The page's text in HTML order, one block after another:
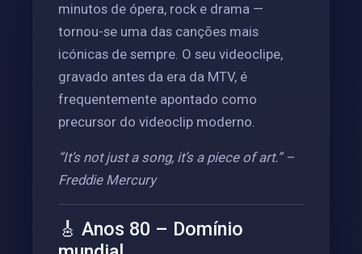
minutos de ópera, rock e drama —
tornou-se uma das canções mais
icónicas de sempre. O seu videoclipe,
gravado antes da era da MTV, é
frequentemente apontado como
precursor do videoclip moderno.
“It’s not just a song, it’s a piece of art.” –
Freddie Mercury
🎸 Anos 80 – Domínio